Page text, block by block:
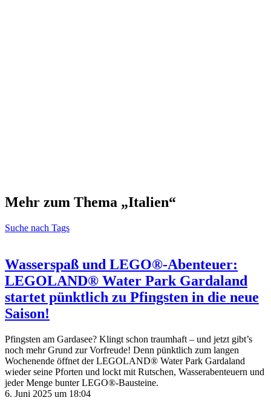
Mehr zum Thema „Italien“
Suche nach Tags
Wasserspaß und LEGO®-Abenteuer:
LEGOLAND® Water Park Gardaland
startet pünktlich zu Pfingsten in die neue
Saison!
Pfingsten am Gardasee? Klingt schon traumhaft – und jetzt gibt’s
noch mehr Grund zur Vorfreude! Denn pünktlich zum langen
Wochenende öffnet der LEGOLAND® Water Park Gardaland
wieder seine Pforten und lockt mit Rutschen, Wasserabenteuern und
jeder Menge bunter LEGO®-Bausteine.
6. Juni 2025 um 18:04